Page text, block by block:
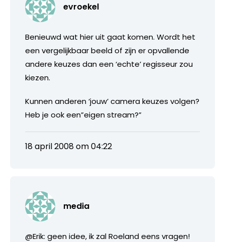
evroekel
Benieuwd wat hier uit gaat komen. Wordt het
een vergelijkbaar beeld of zijn er opvallende
andere keuzes dan een ‘echte’ regisseur zou
kiezen.
Kunnen anderen ‘jouw’ camera keuzes volgen?
Heb je ook een”eigen stream?”
18 april 2008 om 04:22
media
@Erik: geen idee, ik zal Roeland eens vragen!